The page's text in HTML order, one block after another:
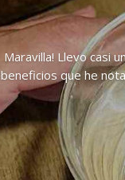
Maravilla! Llevo casi
beneficios que he